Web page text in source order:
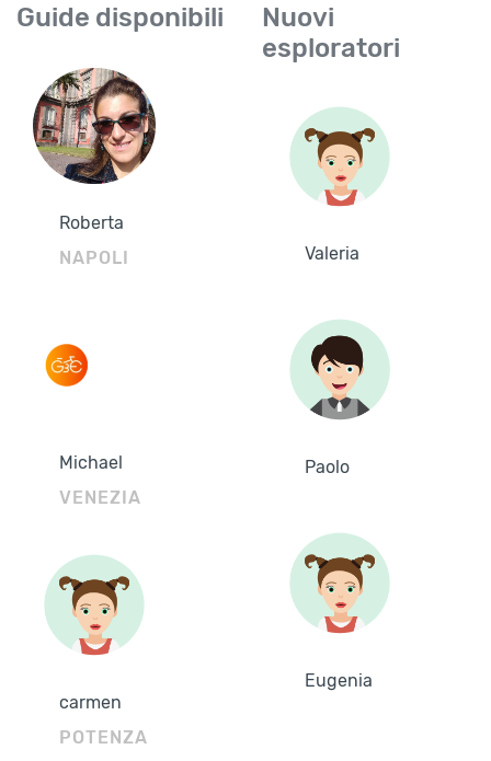
Guide disponibili
Roberta
NAPOLI
Michael
VENEZIA
carmen
POTENZA
Nuovi
esploratori
Valeria
Paolo
Eugenia